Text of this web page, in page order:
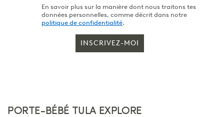
En savoir plus sur la manière dont nous traitons tes
données personnelles, comme décrit dans notre
politique de confidentialité.
INSCRIVEZ-MOI
PORTE-BÉBÉ TULA EXPLORE